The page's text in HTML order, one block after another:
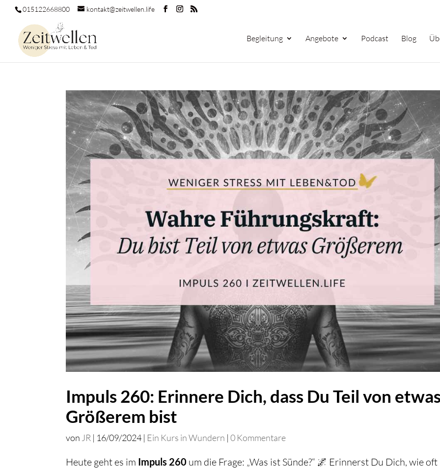
015122668800 kontakt@zeitwellen.life
Begleitung Angebote Podcast Blog
Impuls 260: Erinnere Dich, dass Du Teil von
Größerem bist
von JR | 16/09/2024 | Ein Kurs in Wundern |0 Kommentare
Heute geht es im Impuls 260 um die Frage: „Was ist Sünde?“ 🌌 Erinnerst Du Dich, wie oft